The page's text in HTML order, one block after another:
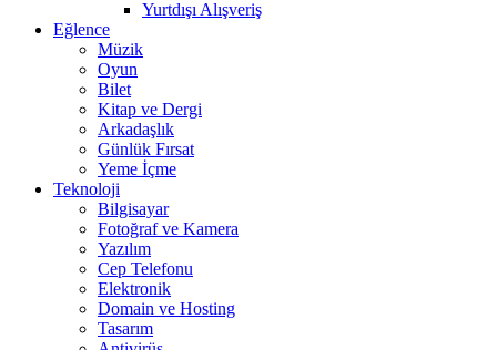
Yurtdışı Alışveriş
Eğlence
Müzik
Oyun
Bilet
Kitap ve Dergi
Arkadaşlık
Günlük Fırsat
Yeme İçme
Teknoloji
Bilgisayar
Fotoğraf ve Kamera
Yazılım
Cep Telefonu
Elektronik
Domain ve Hosting
Tasarım